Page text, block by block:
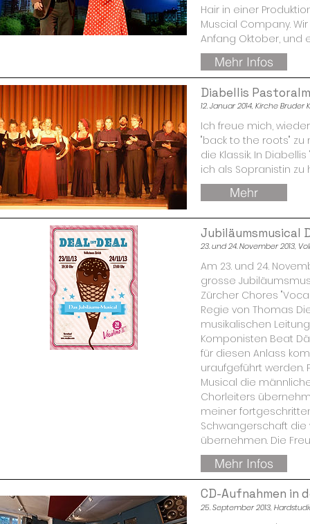
Hair in einer
Muscial Company.
Anfang Oktober, und
Mehr Infos
Diabellis
12. Januar 2014, Kirche Bruder
Ich freue mich,
"back to the roots"
die Klassik. In
ich als Sopranistin zu
Mehr
Jubiläumsmusical
23. und 24. November 2013,
Am 23. und 24.
grosse
Zürcher Chores
Regie von Thomas
musikalischen
Komponisten Beat
für diesen Anlass
uraufgeführt werden.
Musical die
Chorleiters
meiner
Schwangerschaft
übernehmen. Die
Mehr Infos
CD-Aufnahmen in
25. September 2013,